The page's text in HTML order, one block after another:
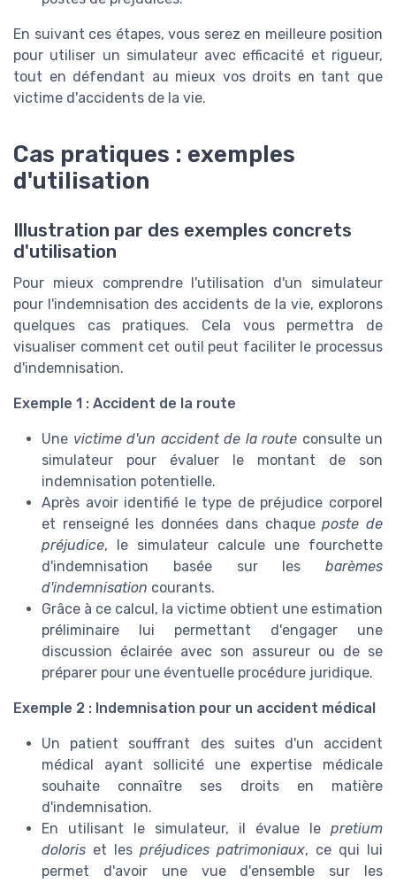
En suivant ces étapes, vous serez en meilleure position
pour utiliser un simulateur avec efficacité et rigueur,
tout en défendant au mieux vos droits en tant que
victime d'accidents de la vie.
Cas pratiques : exemples
d'utilisation
Illustration par des exemples concrets
d'utilisation
Pour mieux comprendre l'utilisation d'un simulateur
pour l'indemnisation des accidents de la vie, explorons
quelques cas pratiques. Cela vous permettra de
visualiser comment cet outil peut faciliter le processus
d'indemnisation.
Exemple 1 : Accident de la route
Une victime d'un accident de la route consulte un
simulateur pour évaluer le montant de son
indemnisation potentielle.
Après avoir identifié le type de préjudice corporel
et renseigné les données dans chaqueposte de
préjudice, le simulateur calcule une fourchette
d'indemnisation basée sur les barèmes
d'indemnisation courants.
Grâce à ce calcul, la victime obtient une estimation
préliminaire lui permettant d'engager une
discussion éclairée avec son assureur ou de se
préparer pour une éventuelle procédure juridique.
Exemple 2 : Indemnisation pour un accident médical
Un patient souffrant des suites d'un accident
médical ayant sollicité une expertise médicale
souhaite connaître ses droits en matière
d'indemnisation.
En utilisant le simulateur, il évalue le pretium
doloris et les préjudices patrimoniaux, ce qui lui
permet d'avoir une vue d'ensemble sur les